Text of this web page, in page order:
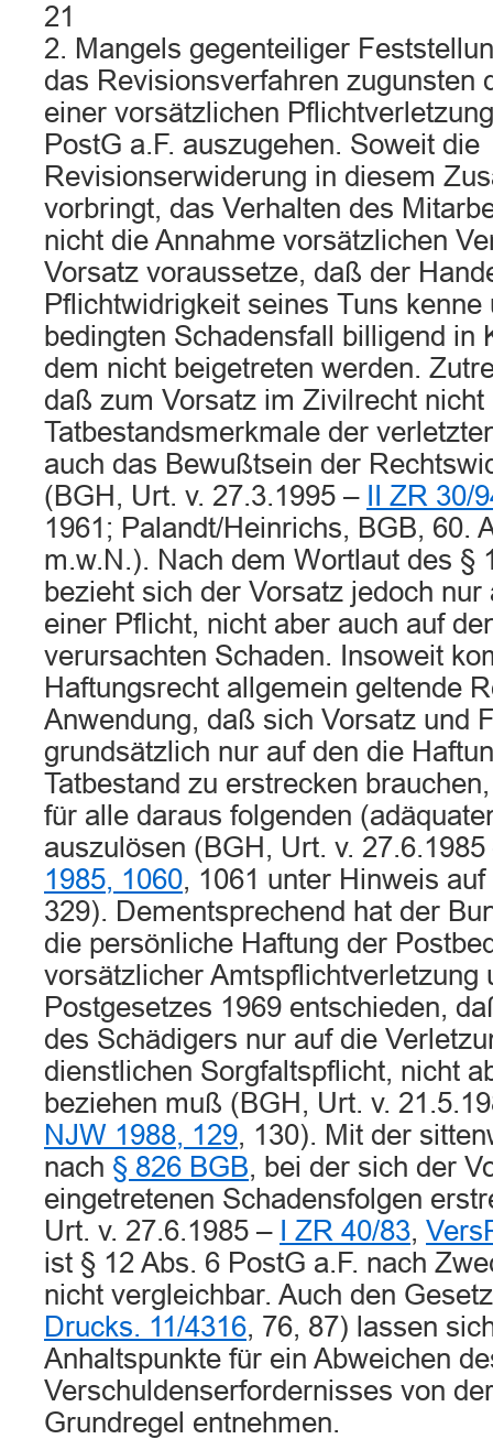
21
2. Mangels gegenteiliger
das Revisionsverfahren zugunsten
einer vorsätzlichen
PostG a.F. auszugehen. Soweit die
Revisionserwiderung in diesem
vorbringt, das Verhalten des
nicht die Annahme vorsätzlichen
Vorsatz voraussetze, daß der
Pflichtwidrigkeit seines Tuns
bedingten Schadensfall billigend in
dem nicht beigetreten werden.
daß zum Vorsatz im Zivilrecht
Tatbestandsmerkmale der
auch das Bewußtsein der
(BGH, Urt. v. 27.3.1995 –
II ZR 30/
1961; Palandt/Heinrichs, BGB, 60.
m.w.N.). Nach dem Wortlaut des §
bezieht sich der Vorsatz jedoch nur
einer Pflicht, nicht aber auch auf
verursachten Schaden. Insoweit
Haftungsrecht allgemein geltende
Anwendung, daß sich Vorsatz und
grundsätzlich nur auf den die
Tatbestand zu erstrecken
für alle daraus folgenden
auszulösen (BGH, Urt. v.
1985, 1060, 1061 unter Hinweis auf
329). Dementsprechend hat der
die persönliche Haftung der
vorsätzlicher Amtspflichtverletzung
Postgesetzes 1969 entschieden,
des Schädigers nur auf die
dienstlichen Sorgfaltspflicht, nicht
beziehen muß (BGH, Urt. v.
NJW 1988, 129, 130). Mit der
nach § 826 BGB, bei der sich der
eingetretenen Schadensfolgen
Urt. v. 27.6.1985 –
I ZR 40/83,
ist § 12 Abs. 6 PostG a.F. nach
nicht vergleichbar. Auch den
Drucks. 11/4316, 76, 87) lassen
Anhaltspunkte für ein Abweichen
Verschuldenserfordernisses von
Grundregel entnehmen.